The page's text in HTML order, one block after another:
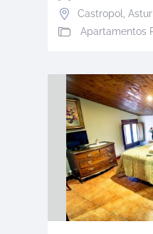
Castropol
Apartamentos